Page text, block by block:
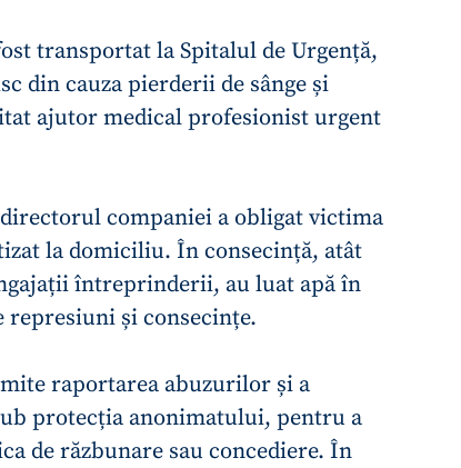
transportat la Spitalul de Urgență,
din cauza pierderii de sânge și
ajutor medical profesionist urgent
companiei a obligat victima
la domiciliu. În consecință, atât
întreprinderii, au luat apă în
represiuni și consecințe.
raportarea abuzurilor și a
protecția anonimatului, pentru a
de răzbunare sau concediere. În
+ Link media